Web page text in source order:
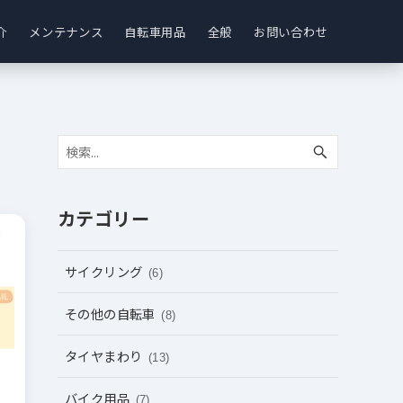
メンテナンス 自転車用品 全般 お問い合わせ
カテゴリー
サイクリング (6)
その他の自転車 (8)
タイヤまわり (13)
バイク用品 (7)